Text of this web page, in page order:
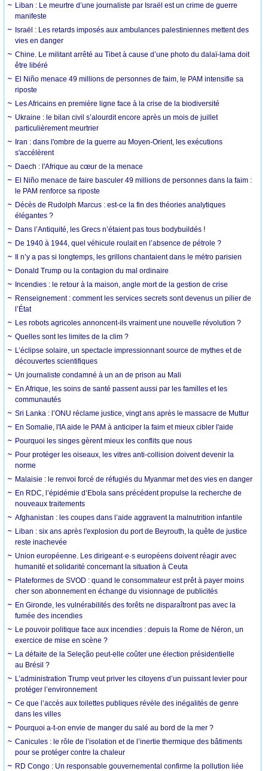
Liban : Le meurtre d’une journaliste par Israël est un crime de guerre
manifeste
Israël : Les retards imposés aux ambulances palestiniennes mettent des
vies en danger
Chine. Le militant arrêté au Tibet à cause d’une photo du dalaï-lama doit
être libéré
El Niño menace 49 millions de personnes de faim, le PAM intensifie sa
riposte
Les Africains en première ligne face à la crise de la biodiversité
Ukraine : le bilan civil s’alourdit encore après un mois de juillet
particulièrement meurtrier
Iran : dans l'ombre de la guerre au Moyen-Orient, les exécutions
s'accélèrent
Daech : l'Afrique au cœur de la menace
El Niño menace de faire basculer 49 millions de personnes dans la faim :
le PAM renforce sa riposte
Décès de Rudolph Marcus : est-ce la fin des théories analytiques
élégantes ?
Dans l’Antiquité, les Grecs n’étaient pas tous bodybuildés !
De 1940 à 1944, quel véhicule roulait en l’absence de pétrole ?
Il n’y a pas si longtemps, les grillons chantaient dans le métro parisien
Donald Trump ou la contagion du mal ordinaire
Incendies : le retour à la maison, angle mort de la gestion de crise
Renseignement : comment les services secrets sont devenus un pilier de
l’État
Les robots agricoles annoncent-ils vraiment une nouvelle révolution ?
Quelles sont les limites de la clim ?
L’éclipse solaire, un spectacle impressionnant source de mythes et de
découvertes scientifiques
Un journaliste condamné à un an de prison au Mali
En Afrique, les soins de santé passent aussi par les familles et les
communautés
Sri Lanka : l’ONU réclame justice, vingt ans après le massacre de Muttur
En Somalie, l'IA aide le PAM à anticiper la faim et mieux cibler l'aide
Pourquoi les singes gèrent mieux les conflits que nous
Pour protéger les oiseaux, les vitres anti-collision doivent devenir la
norme
Malaisie : le renvoi forcé de réfugiés du Myanmar met des vies en danger
En RDC, l’épidémie d’Ebola sans précédent propulse la recherche de
nouveaux traitements
Afghanistan : les coupes dans l’aide aggravent la malnutrition infantile
Liban : six ans après l'explosion du port de Beyrouth, la quête de justice
reste inachevée
Union européenne. Les dirigeant·e·s européens doivent réagir avec
humanité et solidarité concernant la situation à Ceuta
Plateformes de SVOD : quand le consommateur est prêt à payer moins
cher son abonnement en échange du visionnage de publicités
En Gironde, les vulnérabilités des forêts ne disparaîtront pas avec la
fumée des incendies
Le pouvoir politique face aux incendies : depuis la Rome de Néron, un
exercice de mise en scène ?
La défaite de la Seleção peut-elle coûter une élection présidentielle
au Brésil ?
L’administration Trump veut priver les citoyens d’un puissant levier pour
protéger l’environnement
Ce que l’accès aux toilettes publiques révèle des inégalités de genre
dans les villes
Pourquoi a-t-on envie de manger du salé au bord de la mer ?
Canicules : le rôle de l’isolation et de l’inertie thermique des bâtiments
pour se protéger contre la chaleur
RD Congo : Un responsable gouvernemental confirme la pollution liée